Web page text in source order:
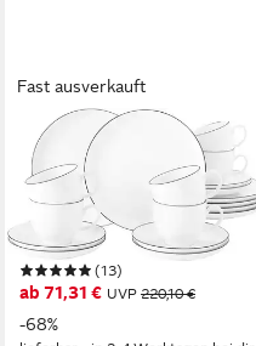
Fast ausverkauft
SELTMANN WEIDEN
Kaffeeservice Geschirr-Set,
Service Lido Black Line (18-
tlg), 6 Personen, Porzellan,
Tassen, Untertassen, Teller,
18 Teile, für 6 Personen,
Made in Germany
(13)
ab 71,31 € UVP 220,10 €
-68%